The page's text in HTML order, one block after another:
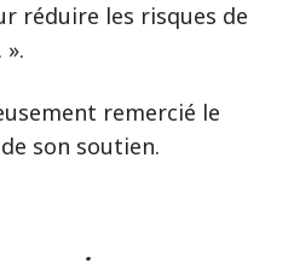
réduire les risques de
remercié le
son soutien.